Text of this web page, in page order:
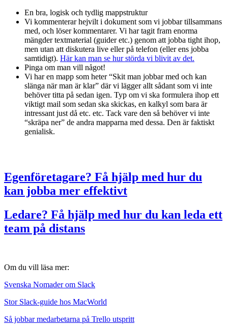
En bra, logisk och tydlig mappstruktur
Vi kommenterar hejvilt i dokument som vi jobbar tillsammans
med, och löser kommentarer. Vi har tagit fram enorma
mängder textmaterial (guider etc.) genom att jobba tight ihop,
men utan att diskutera live eller på telefon (eller ens jobba
samtidigt). Här kan man se hur störda vi blivit av det.
Pinga om man vill något!
Vi har en mapp som heter “Skit man jobbar med och kan
slänga när man är klar” där vi lägger allt sådant som vi inte
behöver titta på sedan igen. Typ om vi ska formulera ihop ett
viktigt mail som sedan ska skickas, en kalkyl som bara är
intressant just då etc. etc. Tack vare den så behöver vi inte
“skräpa ner” de andra mapparna med dessa. Den är faktiskt
genialisk.
Egenföretagare? Få hjälp med hur du
kan jobba mer effektivt
Ledare? Få hjälp med hur du kan leda ett
team på distans
Om du vill läsa mer:
Svenska Nomader om Slack
Stor Slack-guide hos MacWorld
Så jobbar medarbetarna på Trello utspritt